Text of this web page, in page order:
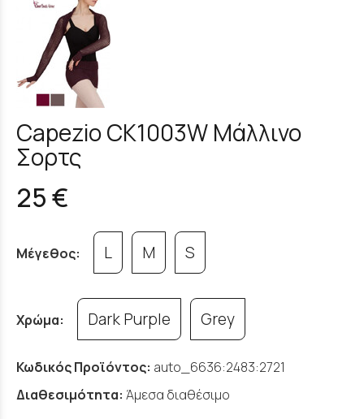
Capezio CK1003W Μάλλινο
Σορτς
25 €
Μέγεθος: L M S
Χρώμα: Dark Purple Grey
Κωδικός Προϊόντος: auto_6636:2483:2721
Διαθεσιμότητα: Άμεσα διαθέσιμο